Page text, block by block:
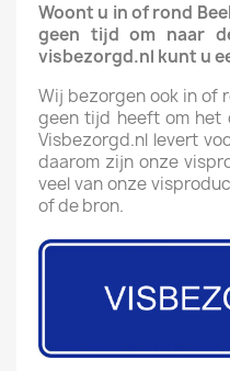
Woont u in of rond
geen tijd om naar
visbezorgd.nl kunt u
Wij bezorgen ook in of
geen tijd heeft om het
Visbezorgd.nl levert
daarom zijn onze
veel van onze
of de bron.